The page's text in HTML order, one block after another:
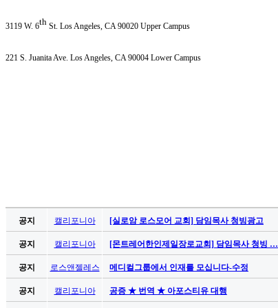
남
플
비
시
3119 W. 6th St. Los Angeles, CA 90020 Upper Campus
221 S. Juanita Ave. Los Angeles, CA 90004 Lower Campus
공지 캘리포니아 [실로암 로스모어 교회] 담임목사 청빙광고
공지 캘리포니아 [몬트레어한인제일장로교회] 담임목사 청빙 …
공지 로스앤젤레스 메디컬그룹에서 인재를 모십니다-수정
공지 캘리포니아 공증 ★ 번역 ★ 아포스티유 대행